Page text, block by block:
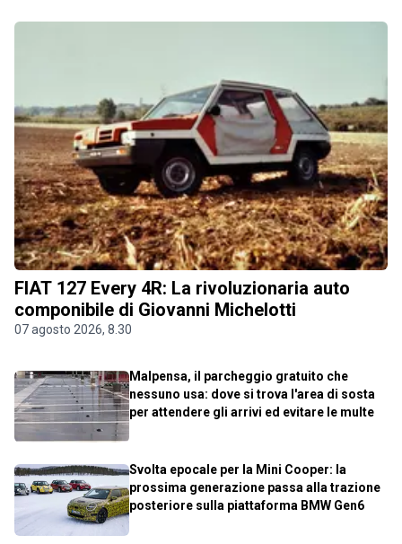
FIAT 127 Every 4R: La rivoluzionaria auto
componibile di Giovanni Michelotti
07 agosto 2026, 8.30
Malpensa, il parcheggio gratuito che
nessuno usa: dove si trova l'area di sosta
per attendere gli arrivi ed evitare le multe
Svolta epocale per la Mini Cooper: la
prossima generazione passa alla trazione
posteriore sulla piattaforma BMW Gen6